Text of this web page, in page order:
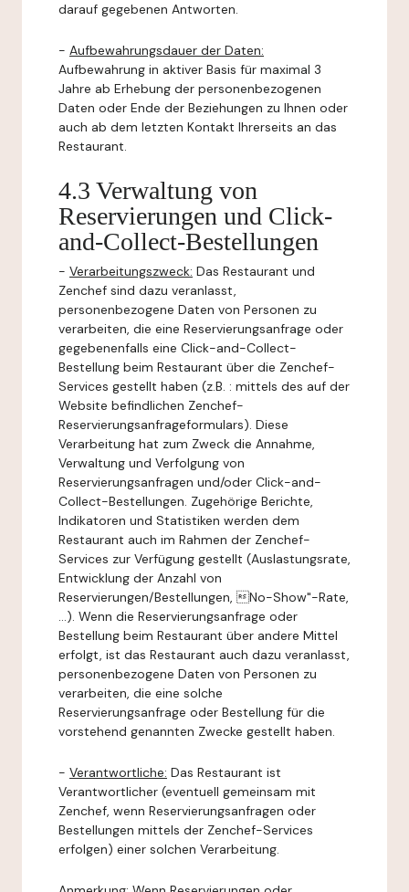
darauf gegebenen Antworten.
- Aufbewahrungsdauer der Daten:
Aufbewahrung in aktiver Basis für maximal 3
Jahre ab Erhebung der personenbezogenen
Daten oder Ende der Beziehungen zu Ihnen oder
auch ab dem letzten Kontakt Ihrerseits an das
Restaurant.
4.3 Verwaltung von
Reservierungen und Click-
and-Collect-Bestellungen
- Verarbeitungszweck: Das Restaurant und
Zenchef sind dazu veranlasst,
personenbezogene Daten von Personen zu
verarbeiten, die eine Reservierungsanfrage oder
gegebenenfalls eine Click-and-Collect-
Bestellung beim Restaurant über die Zenchef-
Services gestellt haben (z.B. : mittels des auf der
Website befindlichen Zenchef-
Reservierungsanfrageformulars). Diese
Verarbeitung hat zum Zweck die Annahme,
Verwaltung und Verfolgung von
Reservierungsanfragen und/oder Click-and-
Collect-Bestellungen. Zugehörige Berichte,
Indikatoren und Statistiken werden dem
Restaurant auch im Rahmen der Zenchef-
Services zur Verfügung gestellt (Auslastungsrate,
Entwicklung der Anzahl von
Reservierungen/Bestellungen, No-Show"-Rate,
...). Wenn die Reservierungsanfrage oder
Bestellung beim Restaurant über andere Mittel
erfolgt, ist das Restaurant auch dazu veranlasst,
personenbezogene Daten von Personen zu
verarbeiten, die eine solche
Reservierungsanfrage oder Bestellung für die
vorstehend genannten Zwecke gestellt haben.
- Verantwortliche: Das Restaurant ist
Verantwortlicher (eventuell gemeinsam mit
Zenchef, wenn Reservierungsanfragen oder
Bestellungen mittels der Zenchef-Services
erfolgen) einer solchen Verarbeitung.